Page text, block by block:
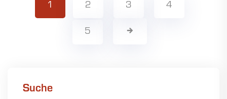
1 2 3 4
5
Suche